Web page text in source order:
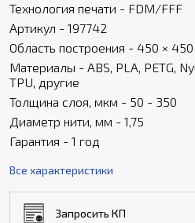
Технология печати - FDM/FFF
Артикул - 197742
Область построения - 450 ×
Материалы - ABS, PLA, PETG,
TPU, другие
Толщина слоя, мкм - 50 - 350
Диаметр нити, мм - 1,75
Гарантия - 1 год
Все характеристики
Запросить КП